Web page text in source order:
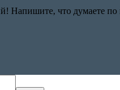
Напишите, что думаете по